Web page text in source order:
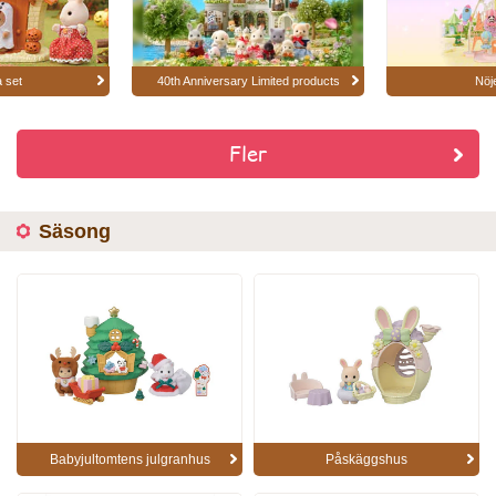
set 40th Anniversary Limited products
Fler
Säsong
Babyjultomtens julgranhus Påskäggshus